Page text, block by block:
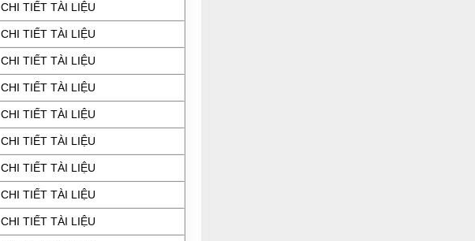
CHI TIẾT TÀI LIỆU
CHI TIẾT TÀI LIỆU
CHI TIẾT TÀI LIỆU
CHI TIẾT TÀI LIỆU
CHI TIẾT TÀI LIỆU
CHI TIẾT TÀI LIỆU
CHI TIẾT TÀI LIỆU
CHI TIẾT TÀI LIỆU
CHI TIẾT TÀI LIỆU